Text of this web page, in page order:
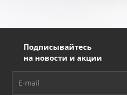
Подписывайтесь
на новости и акции